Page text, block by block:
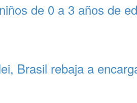
de 0 a 3 años de
Brasil rebaja a